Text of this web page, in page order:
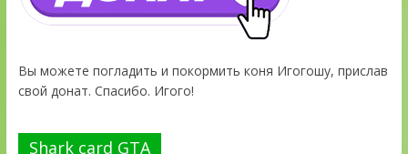
Вы можете погладить и покормить коня Игогошу, прислав
свой донат. Спасибо. Игого!
Shark card GTA